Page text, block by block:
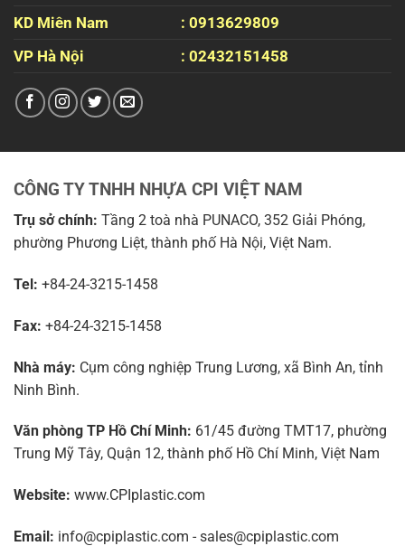
KD Miên Nam
: 0913629809
VP Hà Nội
: 02432151458
CÔNG TY TNHH NHỰA CPI VIỆT NAM
Trụ sở chính: Tầng 2 toà nhà PUNACO, 352 Giải Phóng,
phường Phương Liệt, thành phố Hà Nội, Việt Nam.
Tel: +84-24-3215-1458
Fax: +84-24-3215-1458
Nhà máy: Cụm công nghiệp Trung Lương, xã Bình An, tỉnh
Ninh Bình.
Văn phòng TP Hồ Chí Minh: 61/45 đường TMT17, phường
Trung Mỹ Tây, Quận 12, thành phố Hồ Chí Minh, Việt Nam
Website: www.CPIplastic.com
Email: info@cpiplastic.com - sales@cpiplastic.com